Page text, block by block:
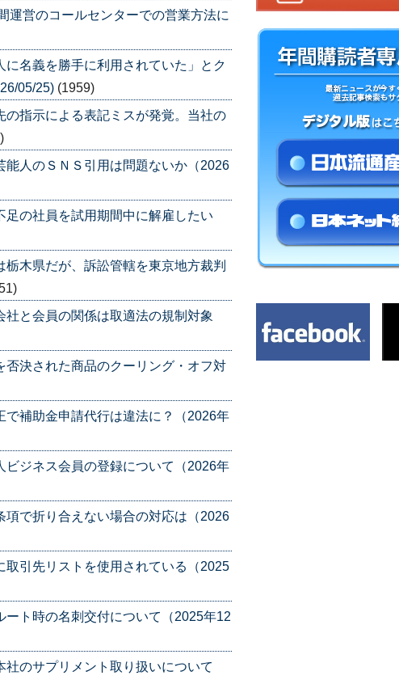
営のコールセンターでの営業方法に
名義を勝手に利用されていた」とク
05/25) (1959)
指示による表記ミスが発覚。当社の
人のＳＮＳ引用は問題ないか（2026
の社員を試用期間中に解雇したい
木県だが、訴訟管轄を東京地方裁判
と会員の関係は取適法の規制対象
決された商品のクーリング・オフ対
補助金申請代行は違法に？（2026年
ジネス会員の登録について（2026年
で折り合えない場合の対応は（2026
引先リストを使用されている（2025
ト時の名刺交付について（2025年12
のサプリメント取り扱いについて